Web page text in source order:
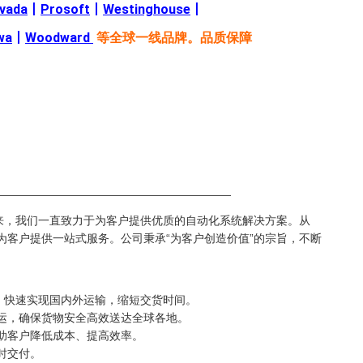
Prosoft Westinghouse
Woodward 等全球一线品牌。品质保障
我们一直致力于为客户提供优质的自动化系统解决方案。从
户提供一站式服务。公司秉承“为客户创造价值”的宗旨，不断
速实现国内外运输，缩短交货时间。
确保货物安全高效送达全球各地。
户降低成本、提高效率。
付。